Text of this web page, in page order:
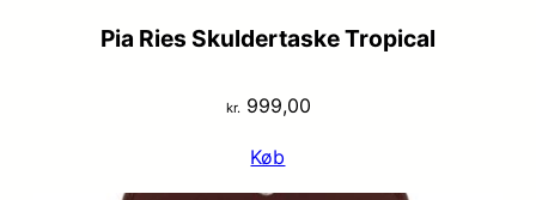
Pia Ries Skuldertaske Tropical
kr.999,00
Køb